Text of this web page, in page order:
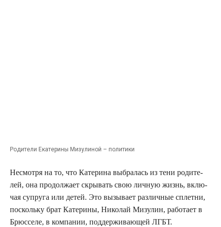
Роди­те­ли Ека­те­ри­ны Мизу­ли­ной – политики
Несмот­ря на то, что Кате­ри­на выбра­лась из тени роди­те­
лей, она про­дол­жа­ет скры­вать свою лич­ную жизнь, вклю­
чая супру­га или детей. Это вызы­ва­ет раз­лич­ные сплет­ни,
посколь­ку брат Кате­ри­ны, Нико­лай Мизу­лин, рабо­та­ет в
Брюс­се­ле, в ком­па­нии, под­дер­жи­ва­ю­щей ЛГБТ.